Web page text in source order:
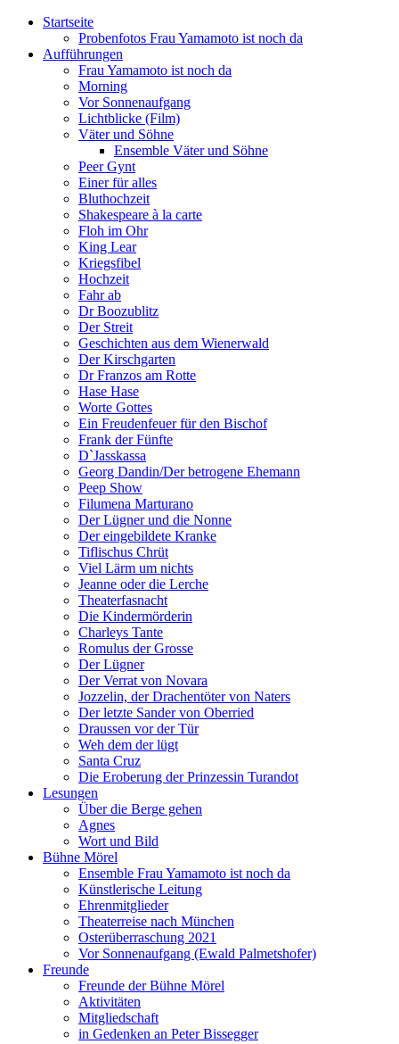
Startseite
Probenfotos Frau Yamamoto ist noch da
Aufführungen
Frau Yamamoto ist noch da
Morning
Vor Sonnenaufgang
Lichtblicke (Film)
Väter und Söhne
Ensemble Väter und Söhne
Peer Gynt
Einer für alles
Bluthochzeit
Shakespeare à la carte
Floh im Ohr
King Lear
Kriegsfibel
Hochzeit
Fahr ab
Dr Boozublitz
Der Streit
Geschichten aus dem Wienerwald
Der Kirschgarten
Dr Franzos am Rotte
Hase Hase
Worte Gottes
Ein Freudenfeuer für den Bischof
Frank der Fünfte
D`Jasskassa
Georg Dandin/Der betrogene Ehemann
Peep Show
Filumena Marturano
Der Lügner und die Nonne
Der eingebildete Kranke
Tiflischus Chrüt
Viel Lärm um nichts
Jeanne oder die Lerche
Theaterfasnacht
Die Kindermörderin
Charleys Tante
Romulus der Grosse
Der Lügner
Der Verrat von Novara
Jozzelin, der Drachentöter von Naters
Der letzte Sander von Oberried
Draussen vor der Tür
Weh dem der lügt
Santa Cruz
Die Eroberung der Prinzessin Turandot
Lesungen
Über die Berge gehen
Agnes
Wort und Bild
Bühne Mörel
Ensemble Frau Yamamoto ist noch da
Künstlerische Leitung
Ehrenmitglieder
Theaterreise nach München
Osterüberraschung 2021
Vor Sonnenaufgang (Ewald Palmetshofer)
Freunde
Freunde der Bühne Mörel
Aktivitäten
Mitgliedschaft
in Gedenken an Peter Bissegger